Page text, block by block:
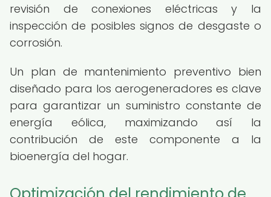
revisión de conexiones eléctricas y la
inspección de posibles signos de desgaste o
corrosión.
Un plan de mantenimiento preventivo bien
diseñado para los aerogeneradores es clave
para garantizar un suministro constante de
energía eólica, maximizando así la
contribución de este componente a la
bioenergía del hogar.